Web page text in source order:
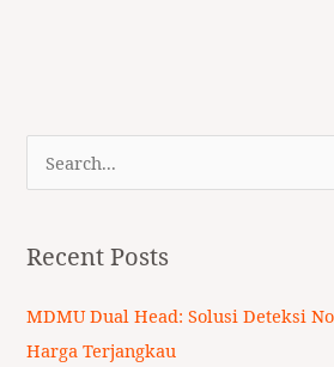
r
c
h
Recent Posts
MDMU Dual Head: Solusi Deteksi
Harga Terjangkau